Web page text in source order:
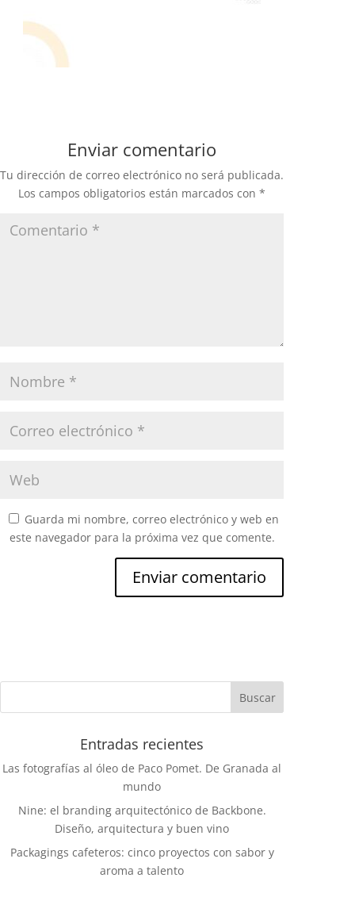
Enviar comentario
Tu dirección de correo electrónico no será publicada.
Los campos obligatorios están marcados con*
Guarda mi nombre, correo electrónico y web en
este navegador para la próxima vez que comente.
Entradas recientes
Las fotografías al óleo de Paco Pomet. De Granada al
mundo
Nine: el branding arquitectónico de Backbone.
Diseño, arquitectura y buen vino
Packagings cafeteros: cinco proyectos con sabor y
aroma a talento